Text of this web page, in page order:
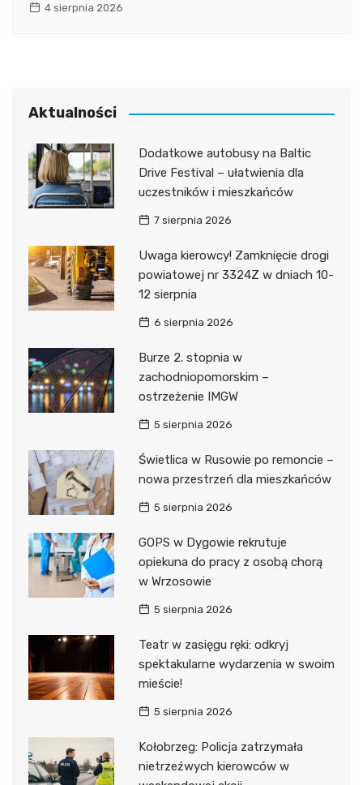
4 sierpnia 2026
Aktualności
Dodatkowe autobusy na Baltic
Drive Festival – ułatwienia dla
uczestników i mieszkańców
7 sierpnia 2026
Uwaga kierowcy! Zamknięcie drogi
powiatowej nr 3324Z w dniach 10-
12 sierpnia
6 sierpnia 2026
Burze 2. stopnia w
zachodniopomorskim –
ostrzeżenie IMGW
5 sierpnia 2026
Świetlica w Rusowie po remoncie –
nowa przestrzeń dla mieszkańców
5 sierpnia 2026
GOPS w Dygowie rekrutuje
opiekuna do pracy z osobą chorą
w Wrzosowie
5 sierpnia 2026
Teatr w zasięgu ręki: odkryj
spektakularne wydarzenia w swoim
mieście!
5 sierpnia 2026
Kołobrzeg: Policja zatrzymała
nietrzeźwych kierowców w